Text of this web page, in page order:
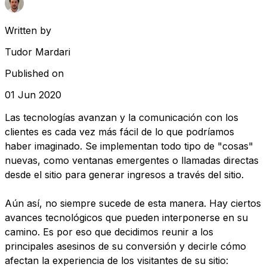
Written by
Tudor Mardari
Published on
01 Jun 2020
Las tecnologías avanzan y la comunicación con los
clientes es cada vez más fácil de lo que podríamos
haber imaginado. Se implementan todo tipo de "cosas"
nuevas, como ventanas emergentes o llamadas directas
desde el sitio para generar ingresos a través del sitio.
Aún así, no siempre sucede de esta manera. Hay ciertos
avances tecnológicos que pueden interponerse en su
camino. Es por eso que decidimos reunir a los
principales asesinos de su conversión y decirle cómo
afectan la experiencia de los visitantes de su sitio: